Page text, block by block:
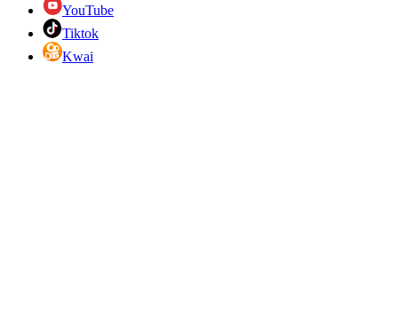
YouTube
Tiktok
Kwai